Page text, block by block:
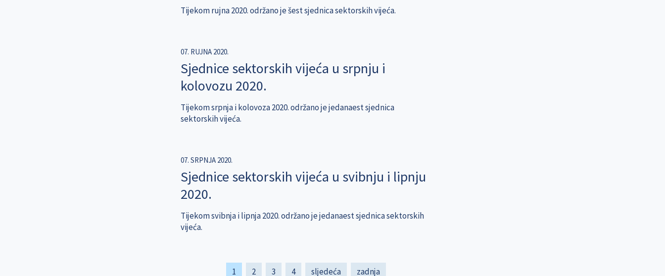
Tijekom rujna 2020. održano je šest sjednica sektorskih vijeća.
07. RUJNA 2020.
Sjednice sektorskih vijeća u srpnju i
kolovozu 2020.
Tijekom srpnja i kolovoza 2020. održano je jedanaest sjednica
sektorskih vijeća.
07. SRPNJA 2020.
Sjednice sektorskih vijeća u svibnju i lipnju
2020.
Tijekom svibnja i lipnja 2020. održano je jedanaest sjednica sektorskih
vijeća.
Current
1 Page
2 Page
3 Page
4 Next
sljedeća Last
zadnja